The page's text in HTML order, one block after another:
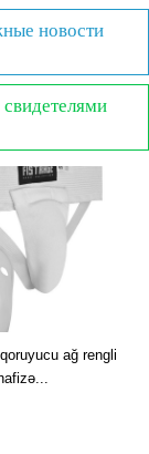
новости
свидетелями